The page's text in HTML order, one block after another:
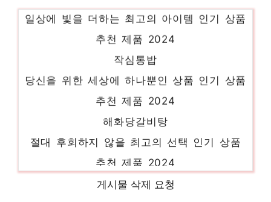
일상에 빛을 더하는 최고의 아이템 인기 상품
추천 제품 2024
작심통밥
당신을 위한 세상에 하나뿐인 상품 인기 상품
추천 제품 2024
해화당갈비탕
절대 후회하지 않을 최고의 선택 인기 상품
추천 제품 2024
캐릭터어묵칩
지금이 아니면 못 사요! 인기 상품 추천 제품
게시물 삭제 요청